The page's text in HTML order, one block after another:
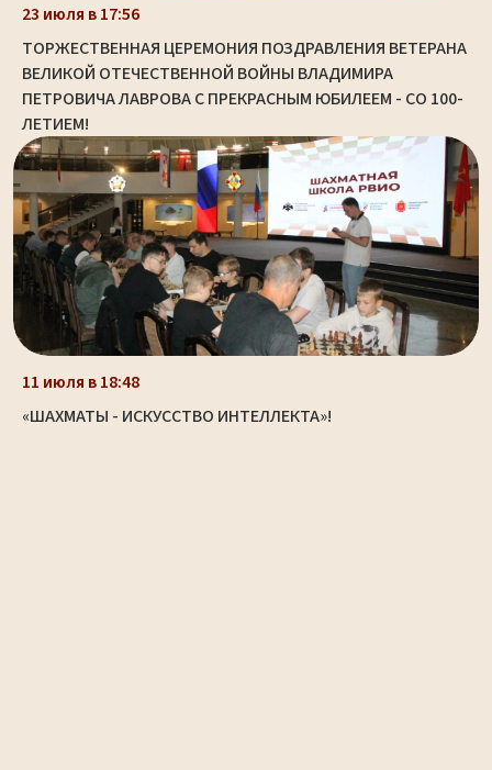
23 июля в 17:56
ТОРЖЕСТВЕННАЯ ЦЕРЕМОНИЯ ПОЗДРАВЛЕНИЯ ВЕТЕРАНА
ВЕЛИКОЙ ОТЕЧЕСТВЕННОЙ ВОЙНЫ ВЛАДИМИРА
ПЕТРОВИЧА ЛАВРОВА С ПРЕКРАСНЫМ ЮБИЛЕЕМ - СО 100-
ЛЕТИЕМ!
11 июля в 18:48
«ШАХМАТЫ - ИСКУССТВО ИНТЕЛЛЕКТА»!